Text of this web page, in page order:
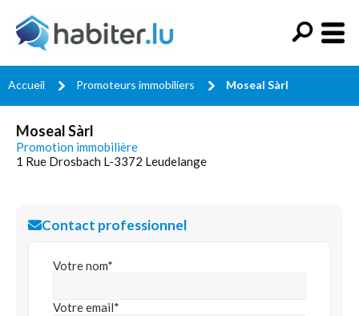
Accueil Promoteurs immobiliers Moseal Sàrl
Moseal Sàrl
Promotion immobilière
1 Rue Drosbach L-3372 Leudelange
Contact professionnel
Votre nom*
Votre email*